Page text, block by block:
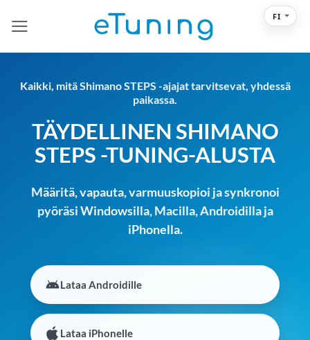
Kaikki, mitä Shimano STEPS -ajajat tarvitsevat, yhdessä
paikassa.
TÄYDELLINEN SHIMANO
STEPS -TUNING-ALUSTA
Määritä, vapauta, varmuuskopioi ja synkronoi
pyöräsi Windowsilla, Macilla, Androidilla ja
iPhonella.
Lataa Androidille
Lataa iPhonelle
FI